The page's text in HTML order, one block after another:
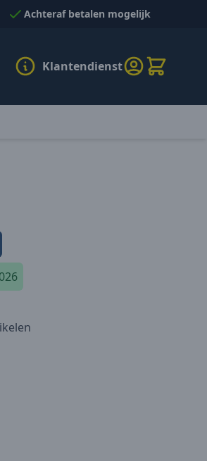
Achteraf betalen mogelijk
Klantendienst